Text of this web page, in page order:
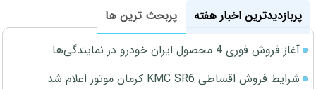
پربازدیدترین اخبار هفته
پربحث ترین ها
آغاز فروش فوری 4 محصول ایران خودرو در نمایندگی‌ها
شرایط فروش اقساطی KMC SR6 کرمان موتور اعلام شد